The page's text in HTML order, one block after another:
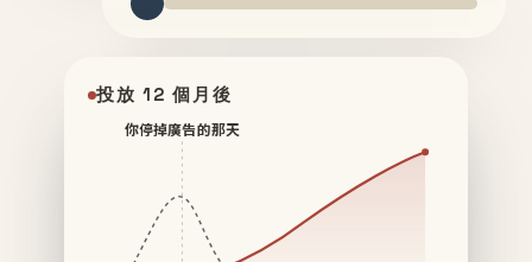
投放 12 個月後
你停掉廣告的那天